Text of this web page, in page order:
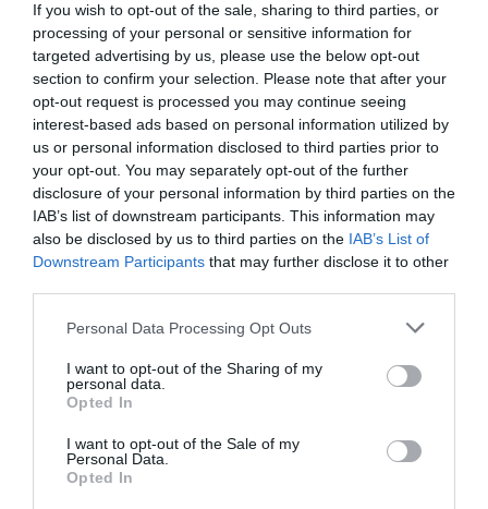
If you wish to opt-out of the sale, sharing to third parties, or
processing of your personal or sensitive information for
targeted advertising by us, please use the below opt-out
section to confirm your selection. Please note that after your
opt-out request is processed you may continue seeing
interest-based ads based on personal information utilized by
us or personal information disclosed to third parties prior to
your opt-out. You may separately opt-out of the further
disclosure of your personal information by third parties on the
IAB’s list of downstream participants. This information may
also be disclosed by us to third parties on the IAB’s List of
Downstream Participants that may further disclose it to other
Please note that this website/app uses one or more Google
not limited to your visit or usage behaviour. You may click to
grant or deny consent to Google and its third-party tags to
use your data for below specified purposes in below Google
consent section.
Personal Data Processing Opt Outs
I want to opt-out of the Sharing of my
personal data.
Opted In
I want to opt-out of the Sale of my
Personal Data.
Opted In
Στα «Παραπολιτικά»: Προς 30.000 προσλήψεις - Όλο το
σχέδιο του υπουργείου Εσωτερικών
Σκέρτσος: «ΠΑΣΟΚ και ΕΛΑΣ υποκαθιστούν την οικονομική
ανάλυση με πολιτική προπαγάνδα»
Κατρίνης: «Ανησυχητική η αδράνεια της κυβέρνησης στο
μεταβαλλόμενο γεωπολιτικό περιβάλλον»
ΟΛΕΣ ΟΙ ΕΙΔΗΣΕΙΣ →
διαβάστε ακόμη